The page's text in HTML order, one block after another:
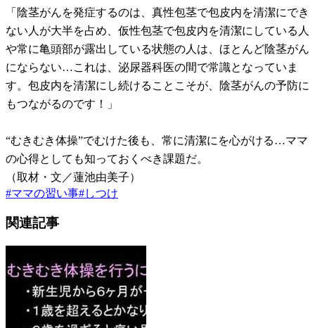
「陰茎がんを発症するのは、真性包茎で包皮内を清潔にでき
ない人が大半を占め、仮性包茎で包皮内を清潔にしている人
や常に亀頭部が露出している状態の人は、ほとんど陰茎がん
にならない…これは、泌尿器科医の間で常識となっていま
す。包皮内を清潔にし続けることこそが、陰茎がんの予防に
もつながるのです！」
“むきむき体操”でむけた後も、常に清潔にを心がける…ママ
の心得としても知っておくべき課題だ。
（取材・文／蓮池由美子）
#ママの習い事#しつけ
関連記事